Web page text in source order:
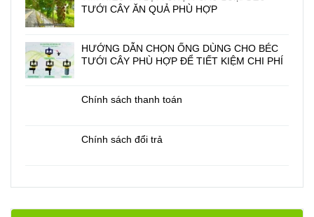
TƯỚI CÂY ĂN QUẢ PHÙ HỢP
HƯỚNG DẪN CHỌN ỐNG DÙNG CHO BÉC
TƯỚI CÂY PHÙ HỢP ĐỂ TIẾT KIỆM CHI PHÍ
Chính sách thanh toán
Chính sách đổi trả